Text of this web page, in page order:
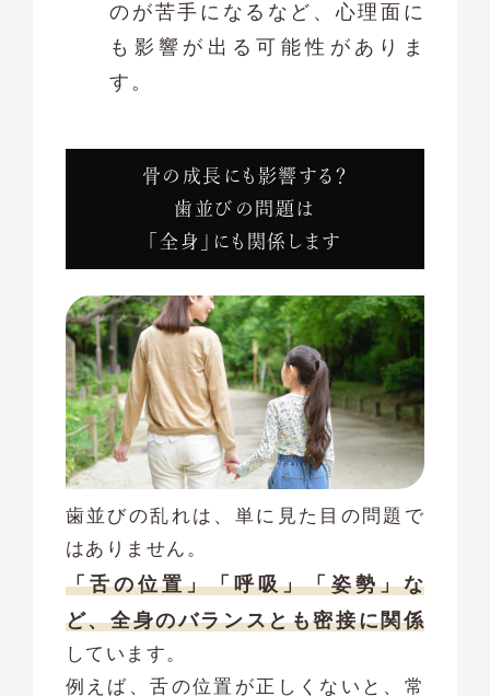
のが苦手になるなど、心理面に
も影響が出る可能性がありま
す。
骨の成長にも影響する？
歯並びの問題は
「全身」にも関係します
歯並びの乱れは、単に見た目の問題で
はありません。
「舌の位置」「呼吸」「姿勢」な
ど、全身のバランスとも密接に関係
しています。
例えば、舌の位置が正しくないと、常